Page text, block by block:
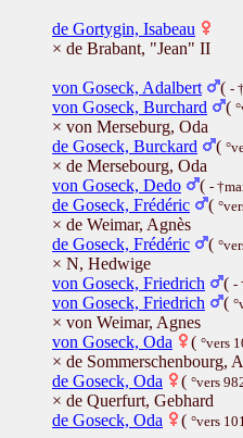
de Gortygin, Isabeau
× de Brabant, "Jean" II
von Goseck, Adalbert ( -
von Goseck, Burchard
(
× von Merseburg, Oda
de Goseck, Burckard
(
× de Mersebourg, Oda
von Goseck, Dedo
( -
de Goseck, Frédéric
(
× de Weimar, Agnès
de Goseck, Frédéric
(
× N, Hedwige
von Goseck, Friedrich
( -
von Goseck, Friedrich
(
× von Weimar, Agnes
von Goseck, Oda
( °vers
× de Sommerschenbourg,
de Goseck, Oda
( °vers
× de Querfurt, Gebhard
de Goseck, Oda
( °vers